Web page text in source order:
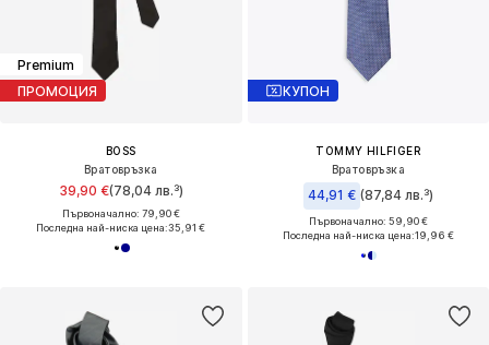
Premium
ПРОМОЦИЯ
BOSS
Вратовръзка
39,90 €(78,04 лв.³)
Първоначално: 79,90 €
Последна най-ниска цена:35,91 €
КУПОН
TOMMY HILFIGER
Вратовръзка
44,91 € (87,84 лв.³)
Първоначално: 59,90 €
Последна най-ниска цена:19,96 €